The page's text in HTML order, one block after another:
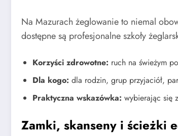
Na Mazurach żeglowanie to niemal
dostępne są profesjonalne szkoły
Korzyści zdrowotne: ruch na świeżym
Dla kogo: dla rodzin, grup przyjaciół,
Praktyczna wskazówka: wybierając się
Zamki, skanseny i ścieżki